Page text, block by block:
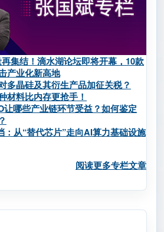
集结！滴水湖论坛即将开幕，10款
产业化新高地
多晶硅及其衍生产品加征关税？
材料比内存更抢手！
让哪些产业链环节受益？如何鉴定
：从“替代芯片”走向AI算力基础设施
阅读更多专栏文章